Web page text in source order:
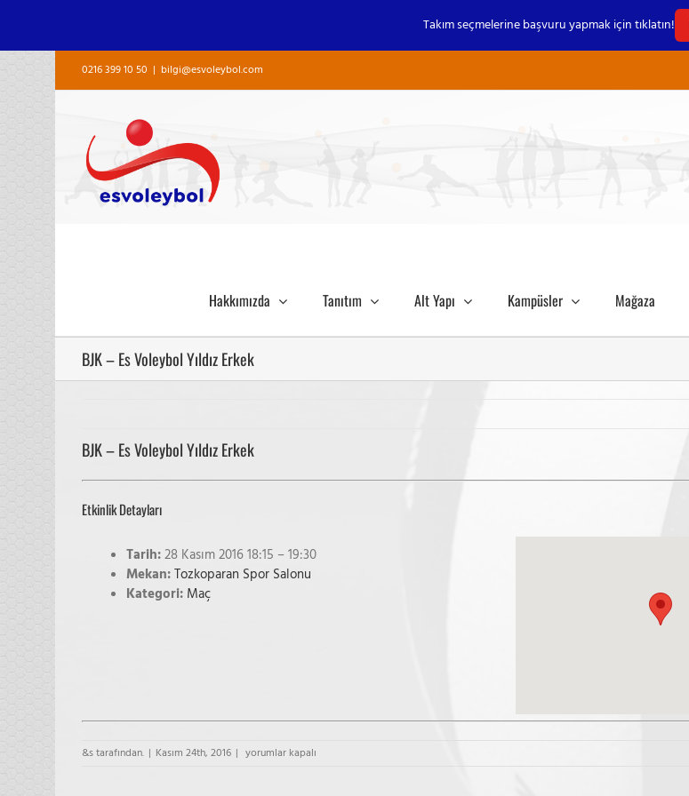
0216 399 10 50 | bilgi@esvoleybol.com
Hakkımızda Tanıtım Alt Yapı Kampüsler Mağaza
BJK – Es Voleybol Yıldız Erkek
BJK – Es Voleybol Yıldız Erkek
Etkinlik Detayları
Tarih:28 Kasım 2016 18:15 –19:30
Mekan:Tozkoparan Spor Salonu
Kategori: Maç
&s tarafından. | Kasım 24th, 2016 | BJK
yorumlar kapalı
Takım seçmelerine başvuru yapmak için tıklatın!